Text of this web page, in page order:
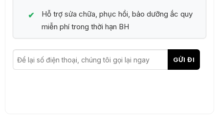
Hỗ trợ sửa chữa, phục hồi, bảo dưỡng ắc quy
miễn phí trong thời hạn BH